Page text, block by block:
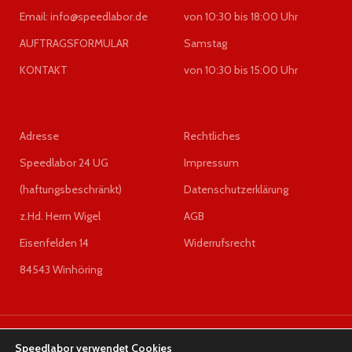
Referenznummer(n) OE:
01J927156FH 4B0910155,
8E0910155 4B0910155K,
8E0910155E 4B0910155G,,
8E0910155J 4B0910155D,
8E0910155A 4B0910155Q
8E0910155B 4B0910155L,
8E0910156P 4B0910155N
8E2910155G 4B0910156G
00402417A1 4B0910156H
4B1910155A 4B1910155B,,
4B1910155L 4B1910155K
4B1910155F 4B1910155G
Email: info@speedlabor.de
AUFTRAGSFORMULAR
KONTAKT
von 10:30 bis 18:00 Uhr
Samstag
von 10:30 bis 15:00 Uhr
Adresse
Speedlabor 24 UG
(haftungsbeschränkt)
z.Hd. Herrn Wigel
Eisenfelden 14
84543 Winhöring
Rechtliches
Impressum
Datenschutzerklärung
AGB
Widerrufsrecht
Speedlabor verwendet Cookies